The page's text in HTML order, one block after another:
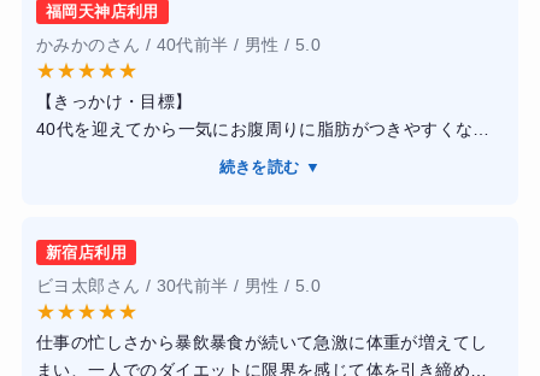
福岡天神店利用
かみかのさん / 40代前半 / 男性 / 5.0
★★★★★
【きっかけ・目標】
40代を迎えてから一気にお腹周りに脂肪がつきやすくな
り、自己流のランニングや食事制限だけでは体型が崩れる
クチコミの評価が高かったこちらへの入会を決めました。
【感想】
トレーナーの皆さんが非常に知識豊富で、自身のボディメ
イク実績もあるプロフェッショナルばかりなので、指導の
続きを読む ▼
新宿店利用
ビヨ太郎さん / 30代前半 / 男性 / 5.0
★★★★★
仕事の忙しさから暴飲暴食が続いて急激に体重が増えてし
まい、一人でのダイエットに限界を感じて体を引き締めた